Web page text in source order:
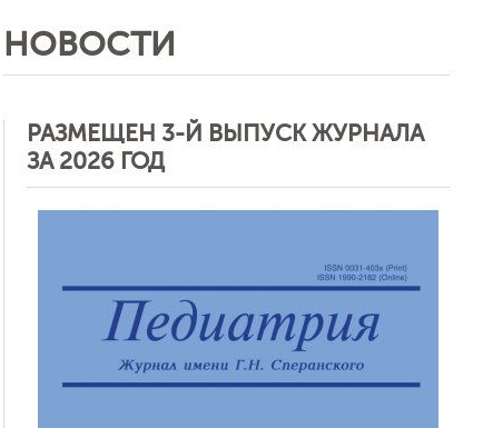
НОВОСТИ
РАЗМЕЩЕН 3-Й ВЫПУСК ЖУРНАЛА
ЗА 2026 ГОД